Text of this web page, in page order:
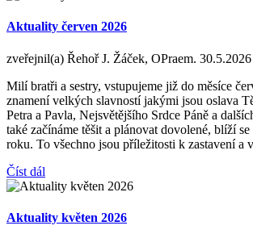
Aktuality červen 2026
zveřejnil(a) Řehoř J. Žáček, OPraem. 30.5.2026
Milí bratři a sestry, vstupujeme již do měsíce
znamení velkých slavností jakými jsou oslava
Petra a Pavla, Nejsvětějšího Srdce Páně a
také začínáme těšit a plánovat dovolené, blíží
roku. To všechno jsou příležitosti k zastavení a
Číst dál
Aktuality květen 2026